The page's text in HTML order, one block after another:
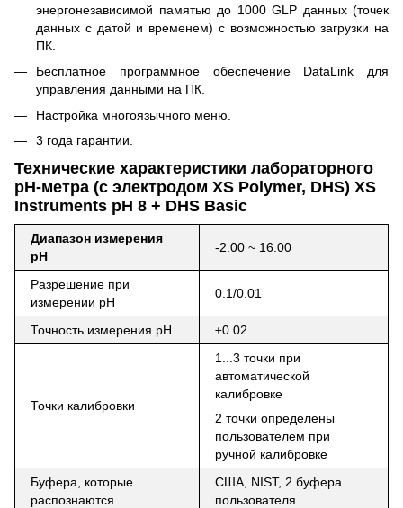
энергонезависимой памятью до 1000 GLP данных (точек
данных с датой и временем) с возможностью загрузки на
ПК.
Бесплатное программное обеспечение DataLink для
управления данными на ПК.
Настройка многоязычного меню.
3 года гарантии.
Технические характеристики лабораторного
pH-метра (с электродом XS Polymer, DHS) XS
Instruments pH 8 + DHS Basic
Диапазон измерения
pH
-2.00 ~ 16.00
Разрешение при
измерении pH
0.1/0.01
Точность измерения pH ±0.02
Точки калибровки
1...3 точки при
автоматической
калибровке
2 точки определены
пользователем при
ручной калибровке
Буфера, которые
распознаются
США, NIST, 2 буфера
пользователя